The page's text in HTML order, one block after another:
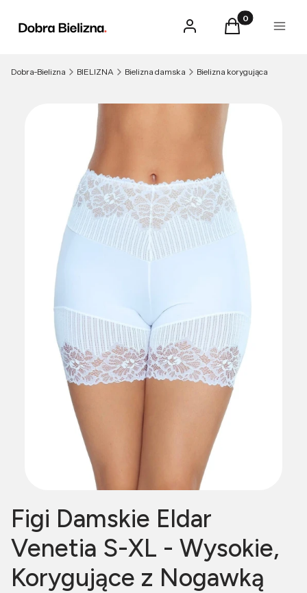
Zaloguj sięProdukty w
Koszyk Menu
Dobra-Bielizna BIELIZNA Bielizna damska Bielizna korygująca
Figi Damskie Eldar
Venetia S-XL - Wysokie,
Korygujące z Nogawką